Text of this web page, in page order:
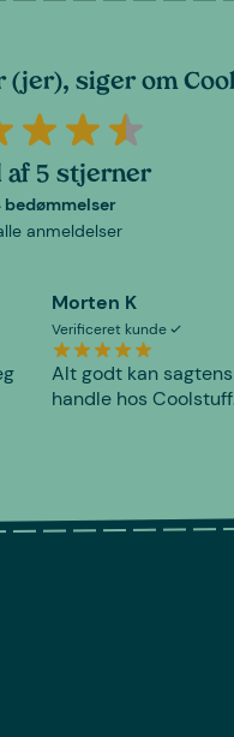
(jer), siger om
af 5 stjerner
bedømmelser
anmeldelser
Morten K
Verificeret kunde
Alt godt kan
handle hos